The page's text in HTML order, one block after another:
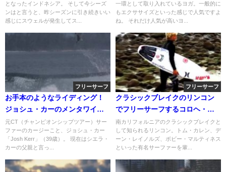
となったインドネシア。 そして今シーズ
ンはと言うと、昨シーズンに引き続きいい
感じにスウェルが発生してス...
一環として取り入れているヨガ。一般的に
もエクササイズといった感じで人気ですよ
ね。 それだけ人気が高いヨ...
フリーサーフ
お手本のようなライディング！
ジョシュ・カーのメンタワイで
のフリーサーフィン動画
元CT（チャンピオンシップツアー）サー
ファーのカージーこと、ジョシュ・カー
「Josh Kerr」（39歳）。 現在はシエラ・
カーの父親と言っ...
フリーサーフ
クラシックブレイクのリンコン
でフリーサーフするコロヘ・ア
ンディーノ
南カリフォルニアのクラシックブレイクと
して知られるリンコン。トム・カレン、デ
ーン・レイノルズ、ボビー・マルティネス
といった有名サーファーを輩...